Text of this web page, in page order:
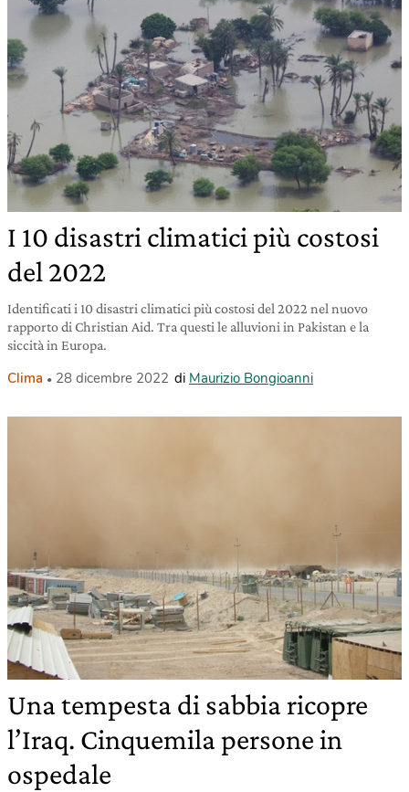
I 10 disastri climatici più costosi
del 2022
Identificati i 10 disastri climatici più costosi del 2022 nel nuovo
rapporto di Christian Aid. Tra questi le alluvioni in Pakistan e la
siccità in Europa.
Clima 28 dicembre 2022 di Maurizio Bongioanni
Una tempesta di sabbia ricopre
l’Iraq. Cinquemila persone in
ospedale